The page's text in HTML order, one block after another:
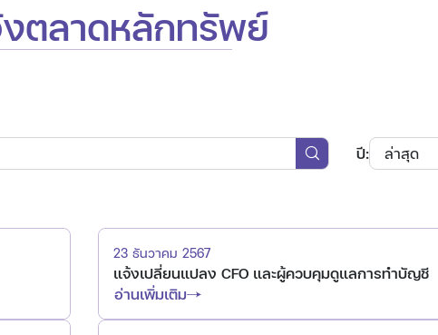
ตลาดหลักทรัพย์
ปี: ล่าสุด
23 ธันวาคม 2567
แจ้งเปลี่ยนแปลง CFO และผู้ควบคุมดูแลการทำบัญชี
อ่านเพิ่มเติม